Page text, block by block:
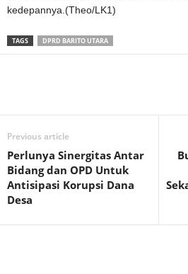
kedepannya.(Theo/LK1)
TAGS DPRD BARITO UTARA
Previous article
Perlunya Sinergitas Antar
Bidang dan OPD Untuk
Antisipasi Korupsi Dana
Desa